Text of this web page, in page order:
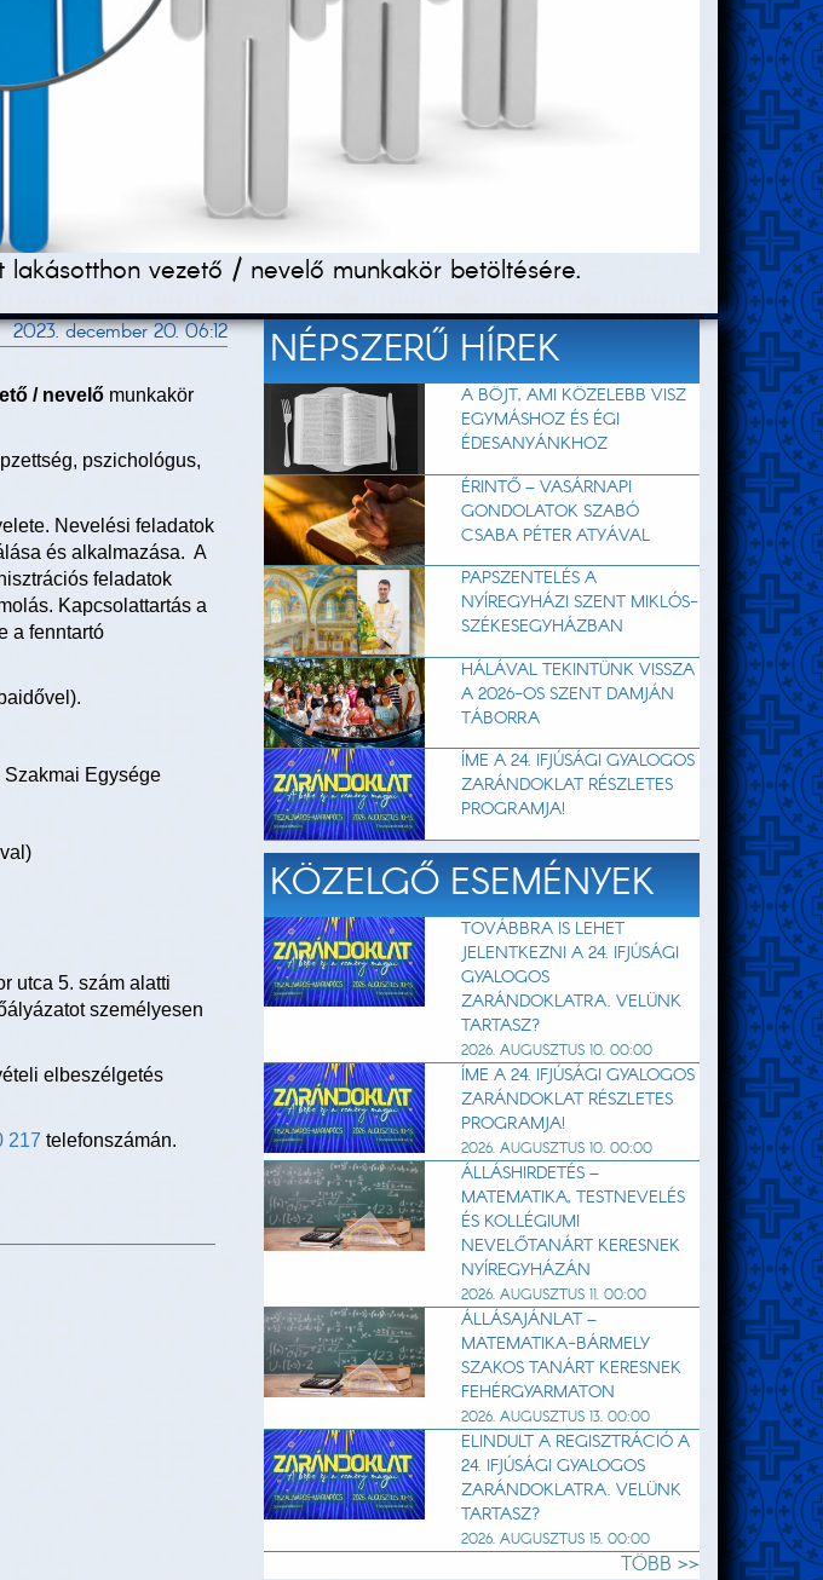
vezető / nevelő munkakör betöltésére.
2023. december 20. 06:12
/ nevelő munkakör
pszichológus,
Nevelési feladatok
és alkalmazása. A
feladatok
Kapcsolattartás a
a fenntartó
Szakmai Egysége
utca 5. szám alatti
személyesen
elbeszélgetés
217 telefonszámán.
NÉPSZERŰ HÍREK
A BÖJT, AMI KÖZELEBB VISZ
EGYMÁSHOZ ÉS ÉGI
ÉDESANYÁNKHOZ
ÉRINTŐ – VASÁRNAPI
GONDOLATOK SZABÓ
CSABA PÉTER ATYÁVAL
PAPSZENTELÉS A
NYÍREGYHÁZI SZENT MIKLÓS-
SZÉKESEGYHÁZBAN
HÁLÁVAL TEKINTÜNK VISSZA
A 2026-OS SZENT DAMJÁN
TÁBORRA
ÍME A 24. IFJÚSÁGI GYALOGOS
ZARÁNDOKLAT RÉSZLETES
PROGRAMJA!
KÖZELGŐ ESEMÉNYEK
TOVÁBBRA IS LEHET
JELENTKEZNI A 24. IFJÚSÁGI
GYALOGOS
ZARÁNDOKLATRA. VELÜNK
TARTASZ?
2026. AUGUSZTUS 10. 00:00
ÍME A 24. IFJÚSÁGI GYALOGOS
ZARÁNDOKLAT RÉSZLETES
PROGRAMJA!
2026. AUGUSZTUS 10. 00:00
ÁLLÁSHIRDETÉS –
MATEMATIKA, TESTNEVELÉS
ÉS KOLLÉGIUMI
NEVELŐTANÁRT KERESNEK
NYÍREGYHÁZÁN
2026. AUGUSZTUS 11. 00:00
ÁLLÁSAJÁNLAT –
MATEMATIKA-BÁRMELY
SZAKOS TANÁRT KERESNEK
FEHÉRGYARMATON
2026. AUGUSZTUS 13. 00:00
ELINDULT A REGISZTRÁCIÓ A
24. IFJÚSÁGI GYALOGOS
ZARÁNDOKLATRA. VELÜNK
TARTASZ?
2026. AUGUSZTUS 15. 00:00
TÖBB >>